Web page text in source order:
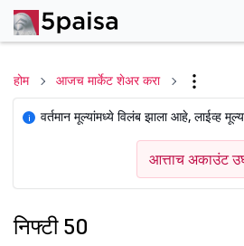
होम आजच मार्केट शेअर करा
i वर्तमान मूल्यांमध्ये विलंब झाला आहे, लाईव्ह
आत्ताच अकाउंट
निफ्टी 50